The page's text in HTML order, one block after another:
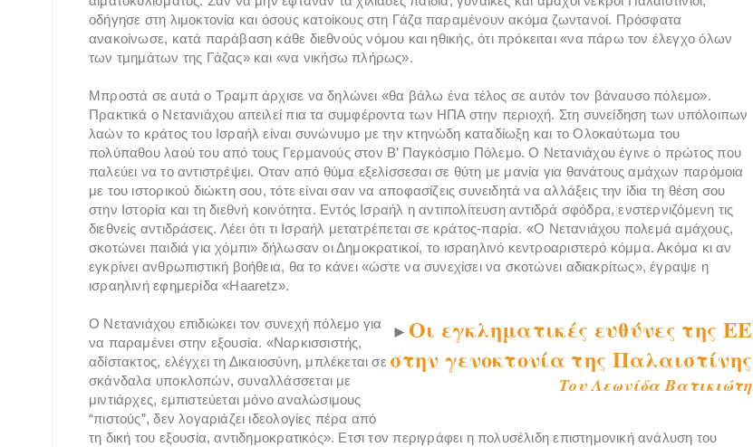
οδήγησε στη λιμοκτονία και όσους κατοίκους στη Γάζα παραμένουν ακόμα ζωντανοί. Πρόσφατα
ανακοίνωσε, κατά παράβαση κάθε διεθνούς νόμου και ηθικής, ότι πρόκειται «να πάρω τον έλεγχο όλων
των τμημάτων της Γάζας» και «να νικήσω πλήρως».
Μπροστά σε αυτά ο Τραμπ άρχισε να δηλώνει «θα βάλω ένα τέλος σε αυτόν τον βάναυσο πόλεμο».
Πρακτικά ο Νετανιάχου απειλεί πια τα συμφέροντα των ΗΠΑ στην περιοχή. Στη συνείδηση των υπόλοιπων
λαών το κράτος του Ισραήλ είναι συνώνυμο με την κτηνώδη καταδίωξη και το Ολοκαύτωμα του
πολύπαθου λαού του από τους Γερμανούς στον Β’ Παγκόσμιο Πόλεμο. Ο Νετανιάχου έγινε ο πρώτος που
παλεύει να το αντιστρέψει. Οταν από θύμα εξελίσσεσαι σε θύτη με μανία για θανάτους αμάχων παρόμοια
με του ιστορικού διώκτη σου, τότε είναι σαν να αποφασίζεις συνειδητά να αλλάξεις την ίδια τη θέση σου
στην Ιστορία και τη διεθνή κοινότητα. Εντός Ισραήλ η αντιπολίτευση αντιδρά σφόδρα, ενστερνιζόμενη τις
διεθνείς αντιδράσεις. Λέει ότι τι Ισραήλ μετατρέπεται σε κράτος-παρία. «Ο Νετανιάχου πολεμά αμάχους,
σκοτώνει παιδιά για χόμπι» δήλωσαν οι Δημοκρατικοί, το ισραηλινό κεντροαριστερό κόμμα. Ακόμα κι αν
εγκρίνει ανθρωπιστική βοήθεια, θα το κάνει «ώστε να συνεχίσει να σκοτώνει αδιακρίτως», έγραψε η
ισραηλινή εφημερίδα «Haaretz».
►Οι εγκληματικές ευθύνες της ΕΕ
στην γενοκτονία της Παλαιστίνης
Του Λεωνίδα Βατικιώτη
Ο Νετανιάχου επιδιώκει τον συνεχή πόλεμο για
να παραμένει στην εξουσία. «Ναρκισσιστής,
αδίστακτος, ελέγχει τη Δικαιοσύνη, μπλέκεται σε
σκάνδαλα υποκλοπών, συναλλάσσεται με
μιντιάρχες, εμπιστεύεται μόνο αναλώσιμους
“πιστούς”, δεν λογαριάζει ιδεολογίες πέρα από
τη δική του εξουσία, αντιδημοκρατικός». Ετσι τον περιγράφει η πολυσέλιδη επιστημονική ανάλυση του